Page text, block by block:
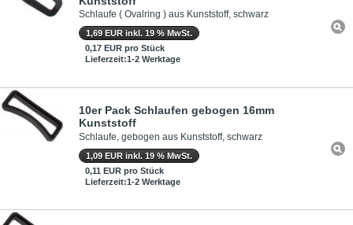
Schlaufe ( Ovalring ) aus Kunststoff, schwarz
1,69 EUR inkl. 19 % MwSt.
0,17 EUR pro Stück
Lieferzeit:1-2 Werktage
10er Pack Schlaufen gebogen 16mm
Kunststoff
Schlaufe, gebogen aus Kunststoff, schwarz
1,09 EUR inkl. 19 % MwSt.
0,11 EUR pro Stück
Lieferzeit:1-2 Werktage